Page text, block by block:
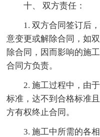
十、 双方责任：
1. 双方合同签订后
意变更或解除合同，如
除合同，因而影响的施
合同方负责。
2. 施工过程中，由
标准，达不到合格标准
方有权终止合同。
3. 施工中所需的各